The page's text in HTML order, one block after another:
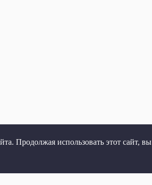
Продолжая использовать этот сайт, вы